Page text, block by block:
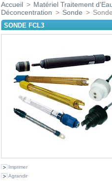
Accueil > Matériel Traitement
Déconcentration > Sonde >
SONDE FCL3
Imprimer
Agrandir